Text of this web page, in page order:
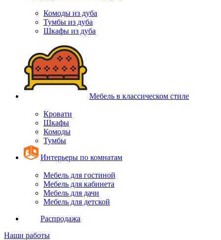
Комоды из дуба
Тумбы из дуба
Шкафы из дуба
Мебель в классическом стиле
Кровати
Шкафы
Комоды
Тумбы
Интерьеры по комнатам
Мебель для гостиной
Мебель для кабинета
Мебель для дачи
Мебель для детской
Распродажа
Наши работы